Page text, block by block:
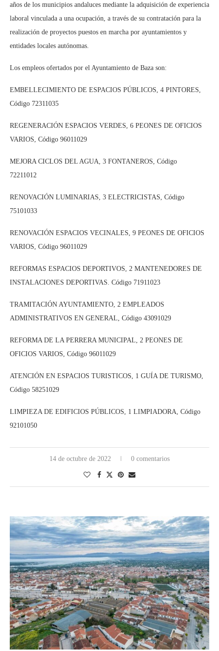
años de los municipios andaluces mediante la adquisición de experiencia
laboral vinculada a una ocupación, a través de su contratación para la
realización de proyectos puestos en marcha por ayuntamientos y
entidades locales autónomas.
Los empleos ofertados por el Ayuntamiento de Baza son:
EMBELLECIMIENTO DE ESPACIOS PÚBLICOS, 4 PINTORES,
Código 72311035
REGENERACIÓN ESPACIOS VERDES, 6 PEONES DE OFICIOS
VARIOS, Código 96011029
MEJORA CICLOS DEL AGUA, 3 FONTANEROS, Código
72211012
RENOVACIÓN LUMINARIAS, 3 ELECTRICISTAS, Código
75101033
RENOVACIÓN ESPACIOS VECINALES, 9 PEONES DE OFICIOS
VARIOS, Código 96011029
REFORMAS ESPACIOS DEPORTIVOS, 2 MANTENEDORES DE
INSTALACIONES DEPORTIVAS. Código 71911023
TRAMITACIÓN AYUNTAMIENTO, 2 EMPLEADOS
ADMINISTRATIVOS EN GENERAL, Código 43091029
REFORMA DE LA PERRERA MUNICIPAL, 2 PEONES DE
OFICIOS VARIOS, Código 96011029
ATENCIÓN EN ESPACIOS TURISTICOS, 1 GUÍA DE TURISMO,
Código 58251029
LIMPIEZA DE EDIFICIOS PÚBLICOS, 1 LIMPIADORA, Código
92101050
14 de octubre de 2022 0 comentarios